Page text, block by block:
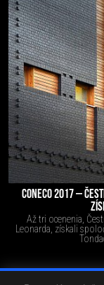
CONECO 2017 –
Až tri ocenenia,
Leonarda, získali